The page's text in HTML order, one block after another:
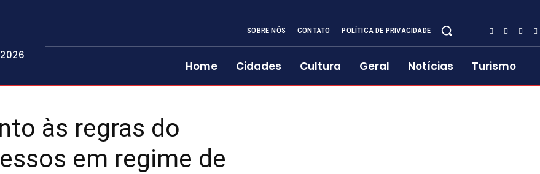
SOBRE NÓS CONTATO POLÍTICA DE PRIVACIDADE
Home Cidades Cultura Geral Notícias Turismo
às regras do
em regime de